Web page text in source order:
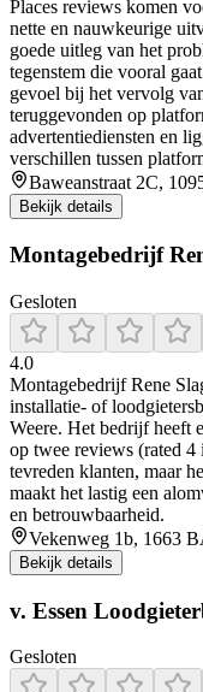
Places reviews komen
nette en nauwkeurige
goede uitleg van het
tegenstem die vooral
gevoel bij het vervolg
teruggevonden op
advertentiediensten en
verschillen tussen
Baweanstraat 2C,
Bekijk details
Montagebedrijf
Gesloten
4.0
Montagebedrijf Rene
installatie- of
Weere. Het bedrijf heeft
op twee reviews (rated
tevreden klanten, maar
maakt het lastig een
en betrouwbaarheid.
Vekenweg 1b, 1663
Bekijk details
v. Essen
Gesloten